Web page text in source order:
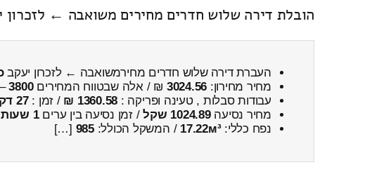
הובלת דירה שלוש חדרים מחירים משואבה ← לזכרון
העברת דירה שלוש חדרים מחירמשואבה ← לזכרון יעקב
מחיר מחירון: 3024.56 ₪ / אלה שבטווח המחירים3800
–
עבודות סבלות , טעינה ופריקה : 1360.58 ₪ / זמן :27 דקות 42 שניות
מחיר נסיעה1024.89 שקל / זמן נסיעה בין ערים1 שעות , 15 דקות
נפח כללי:17.22м³ / המשקל הכולל:985
[…]